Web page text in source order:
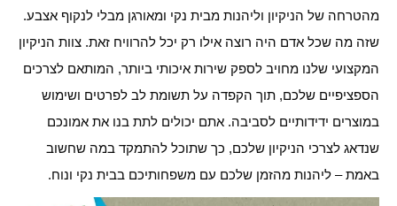
מהטרחה של הניקיון וליהנות מבית נקי ומאורגן מבלי לנקוף אצבע.
שזה מה שכל אדם היה רוצה אילו רק יכל להרוויח זאת. צוות הניקיון
המקצועי שלנו מחויב לספק שירות איכותי ביותר, המותאם לצרכים
הספציפיים שלכם, תוך הקפדה על תשומת לב לפרטים ושימוש
במוצרים ידידותיים לסביבה. אתם יכולים לתת בנו את אמונכם
שנדאג לצרכי הניקיון שלכם, כך שתוכל להתמקד במה שחשוב
באמת – ליהנות מהזמן שלכם עם משפחותיכם בבית נקי ונוח.